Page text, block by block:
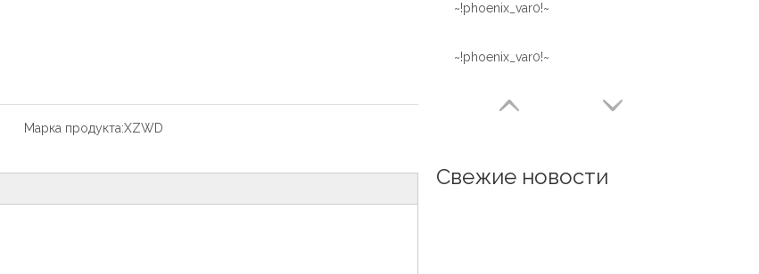
Марка продукта:XZWD
~!phoenix_var0!~
~!phoenix_var0!~
Свежие новости